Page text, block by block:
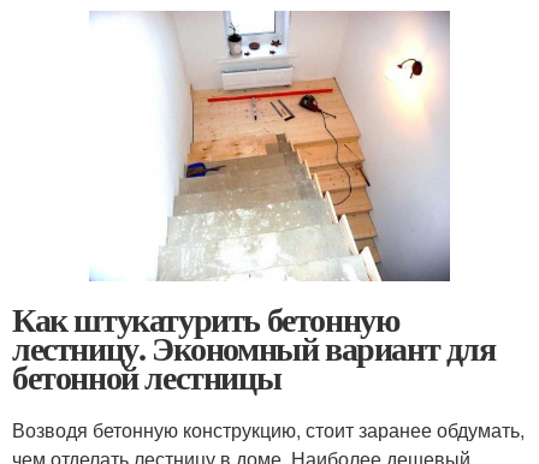
Как штукатурить бетонную
лестницу. Экономный вариант для
бетонной лестницы
Возводя бетонную конструкцию, стоит заранее обдумать,